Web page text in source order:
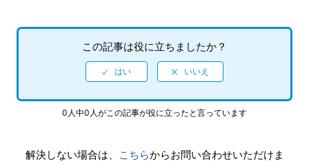
【PS4/龍が如く極2】PS2版との主な違いを教えてほしい
【PS4/龍が如く極2】公式ホームページを参照したい
この記事は役に立ちましたか？
0人中0人がこの記事が役に立ったと言っています
解決しない場合は、 こちらからお問い合わせいただけま